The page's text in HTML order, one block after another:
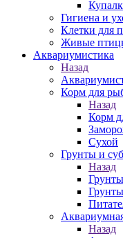
Гигиена и
Клетки для
Живые
Аквариумистика
Назад
Корм для
Назад
Корм
Сухой
Грунты и
Назад
Грунты
Назад